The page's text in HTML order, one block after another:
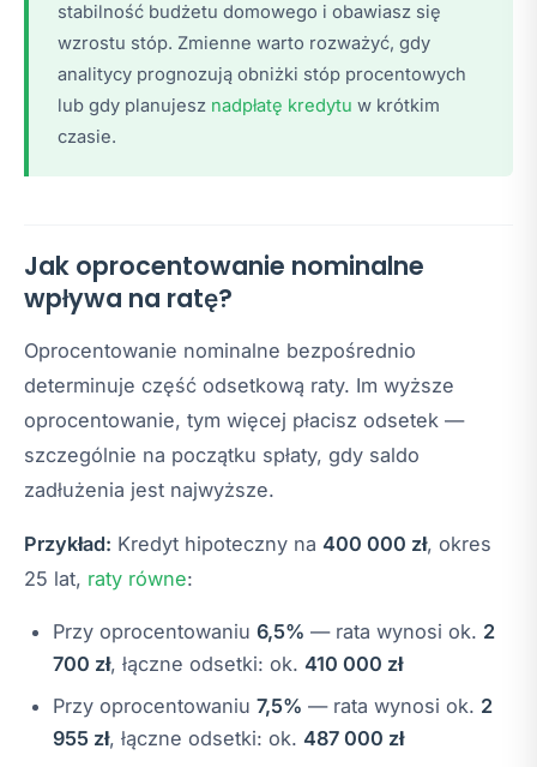
stabilność budżetu domowego i obawiasz się
wzrostu stóp. Zmienne warto rozważyć, gdy
analitycy prognozują obniżki stóp procentowych
lub gdy planujesz nadpłatę kredytu w krótkim
czasie.
Jak oprocentowanie nominalne
wpływa na ratę?
Oprocentowanie nominalne bezpośrednio
determinuje część odsetkową raty. Im wyższe
oprocentowanie, tym więcej płacisz odsetek —
szczególnie na początku spłaty, gdy saldo
zadłużenia jest najwyższe.
Przykład: Kredyt hipoteczny na 400 000 zł, okres
25 lat, raty równe:
Przy oprocentowaniu 6,5% — rata wynosi ok. 2
700 zł, łączne odsetki: ok. 410 000 zł
Przy oprocentowaniu 7,5% — rata wynosi ok. 2
955 zł, łączne odsetki: ok. 487 000 zł